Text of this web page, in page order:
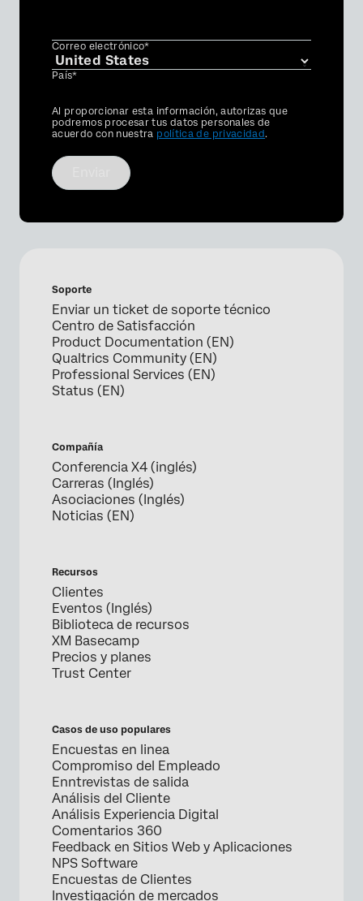
Correo electrónico*
País*
Privacy
Optin
Al proporcionar esta información, autorizas que
podremos procesar tus datos personales de
acuerdo con nuestra política de privacidad.
Soporte
Enviar un ticket de soporte técnico
Centro de Satisfacción
Product Documentation (EN)
Qualtrics Community (EN)
Professional Services (EN)
Status (EN)
Compañía
Conferencia X4 (inglés)
Carreras (Inglés)
Asociaciones (Inglés)
Noticias (EN)
Recursos
Clientes
Eventos (Inglés)
Biblioteca de recursos
XM Basecamp
Precios y planes
Trust Center
Casos de uso populares
Encuestas en linea
Compromiso del Empleado
Enntrevistas de salida
Análisis del Cliente
Análisis Experiencia Digital
Comentarios 360
Feedback en Sitios Web y Aplicaciones
NPS Software
Encuestas de Clientes
Investigación de mercados